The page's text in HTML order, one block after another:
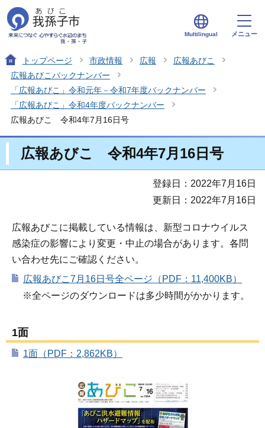
Multilingual メニュー
トップページ 市政情報 広報
広報あびこ
広報あびこバックナンバー
「広報あびこ」令和元年－令和7年度バックナンバー
「広報あびこ」令和4年度バックナンバー
広報あびこ 令和4年7月16日号
広報あびこ 令和4年7月16日号
登録日：2022年7月16日
更新日：2022年7月16日
広報あびこに掲載している情報は、新型コロナウイルス
感染症の影響により変更・中止の場合があります。各問
い合わせ先にご確認ください。
広報あびこ7月16日号全ページ（PDF：11,400KB）
※全ページのダウンロードは多少時間がかかります。
1面
1面（PDF：2,862KB）